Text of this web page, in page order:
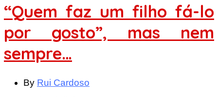
“Quem faz um filho fá-lo
por gosto”, mas nem
sempre…
By Rui Cardoso